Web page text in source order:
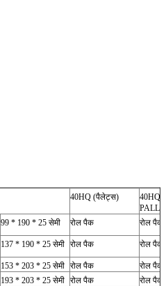
40HQ (पैलेट्स)
40HQ
99 * 190 * 25 सेमी रोल पैक रोल पैक
137 * 190 * 25 सेमी रोल पैक रोल पैक
153 * 203 * 25 सेमी रोल पैक
रोल पैक
193 * 203 * 25 सेमी रोल पैक रोल पैक